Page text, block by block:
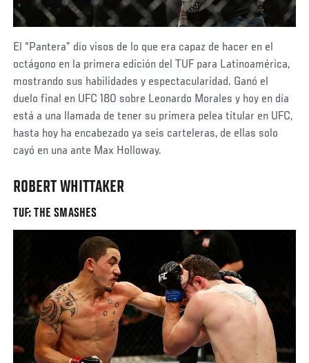
El “Pantera” dio visos de lo que era capaz de hacer en el
octágono en la primera edición del TUF para Latinoamérica,
mostrando sus habilidades y espectacularidad. Ganó el
duelo final en UFC 180 sobre Leonardo Morales y hoy en día
está a una llamada de tener su primera pelea titular en UFC,
hasta hoy ha encabezado ya seis carteleras, de ellas solo
cayó en una ante Max Holloway.
ROBERT WHITTAKER
TUF: THE SMASHES